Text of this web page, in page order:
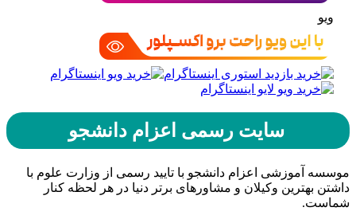
ویو
سایت رسمی اعزام دانشجو
موسسه آموزشی اعزام دانشجو با تایید رسمی از وزارت علوم با
داشتن بهترین وکیلان و مشاورهای برتر دنیا در هر لحظه کنار
شماست.